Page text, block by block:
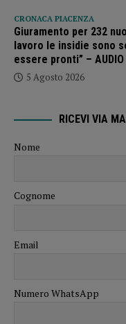
CRONACA PIACENZA
Giuramento per 232
lavoro le insidie sono
essere pronti” – AUDIO
5 Agosto 2026
RICEVI VIA
Nome
Cognome
Email
Numero WhatsApp